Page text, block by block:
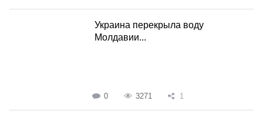
Украина перекрыла воду
Молдавии...
0 3271 1